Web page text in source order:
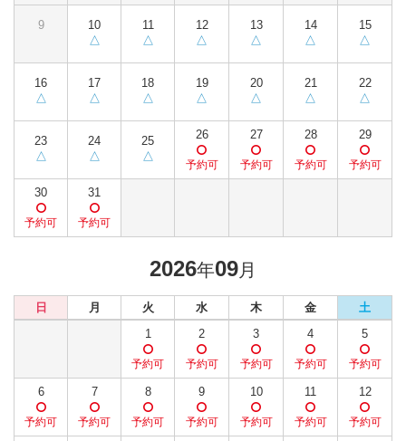
9 10 11 12 13 14 15
16 17 18 19 20 21 22
23 24 25 26 27 28 29
30 31
2026年09月
日 月 火 水 木 金
土
1
2 3 4 5
6 7 8 9 10 11 12